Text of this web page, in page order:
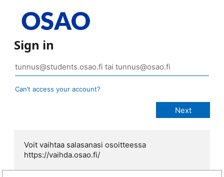
Sign in
Can’t access your account?
Voit vaihtaa salasanasi osoitteessa
https://vaihda.osao.fi/